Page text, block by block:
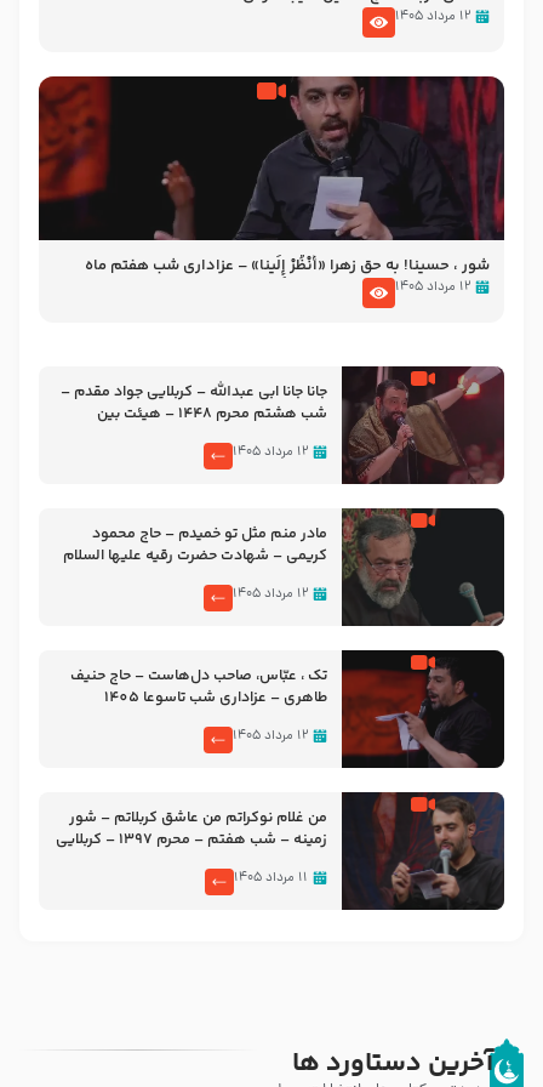
۱۲ مرداد ۱۴۰۵
شور ، حسینا! به‌ حق زهرا «أُنْظُرْ إِلَینا» – عزاداری شب هفتم ماه
محرّم 1405
۱۲ مرداد ۱۴۰۵
جانا جانا ابی عبدالله – کربلایی جواد مقدم –
شب هشتم محرم 1448 – هیئت بین
۱۲ مرداد ۱۴۰۵
مادر منم مثل تو خمیدم – حاج محمود
کریمی – شهادت حضرت رقیه علیها السلام
۱۲ مرداد ۱۴۰۵
تک ، عبّاس، صاحب دل‌هاست – حاج حنیف
طاهری – عزاداری شب تاسوعا 1405
۱۲ مرداد ۱۴۰۵
من غلام نوکراتم من عاشق کربلاتم – شور
زمینه – شب هفتم – محرم 1397 – کربلایی
۱۱ مرداد ۱۴۰۵
آخرین دستاورد ها